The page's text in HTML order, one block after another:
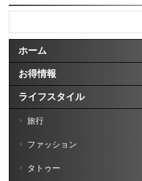
ホーム
お得情報
ライフスタイル
旅行
ファッション
タトゥー